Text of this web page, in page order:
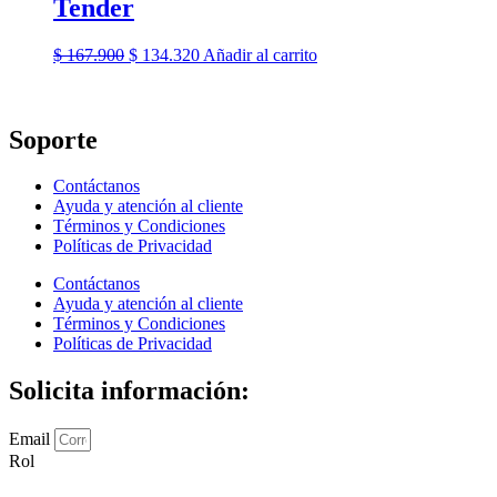
Tender
$167.900 El
$ 134.320ElAñadir al carrito
Soporte
Contáctanos
Ayuda y atención al cliente
Términos y Condiciones
Políticas de Privacidad
Contáctanos
Ayuda y atención al cliente
Términos y Condiciones
Políticas de Privacidad
Solicita información:
Email
Rol